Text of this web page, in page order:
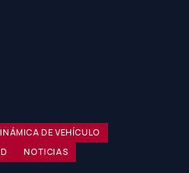
DE VEHÍCULO
NOTICIAS